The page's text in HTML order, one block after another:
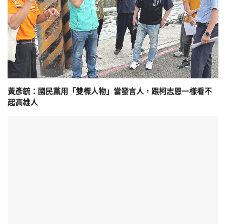
黃彥毓：國民黨用「雙標人物」當發言人，跟柯志恩一樣看不
起高雄人